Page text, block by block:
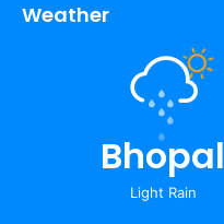
Weather
Bhopal
Light Rain